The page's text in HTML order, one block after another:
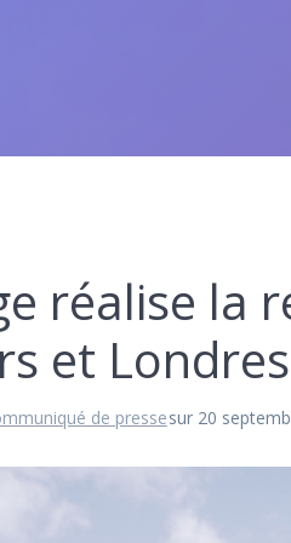
réalise la
et
de pressesur 20